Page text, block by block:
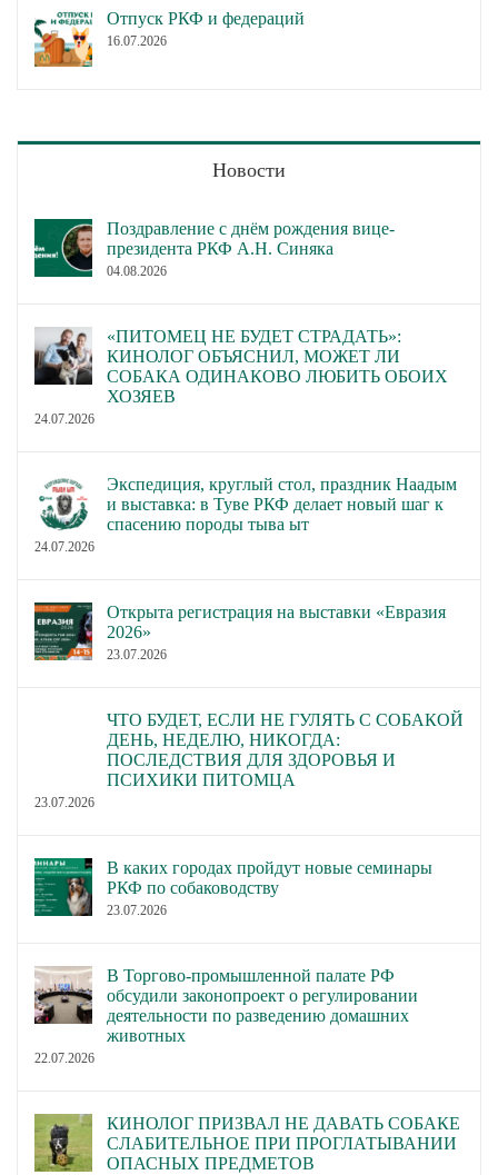
Отпуск РКФ и федераций
16.07.2026
Новости
Поздравление с днём рождения вице-
президента РКФ А.Н. Синяка
04.08.2026
«ПИТОМЕЦ НЕ БУДЕТ СТРАДАТЬ»:
КИНОЛОГ ОБЪЯСНИЛ, МОЖЕТ ЛИ
СОБАКА ОДИНАКОВО ЛЮБИТЬ ОБОИХ
ХОЗЯЕВ
24.07.2026
Экспедиция, круглый стол, праздник Наадым
и выставка: в Туве РКФ делает новый шаг к
спасению породы тыва ыт
24.07.2026
Открыта регистрация на выставки «Евразия
2026»
23.07.2026
ЧТО БУДЕТ, ЕСЛИ НЕ ГУЛЯТЬ С СОБАКОЙ
ДЕНЬ, НЕДЕЛЮ, НИКОГДА:
ПОСЛЕДСТВИЯ ДЛЯ ЗДОРОВЬЯ И
ПСИХИКИ ПИТОМЦА
23.07.2026
В каких городах пройдут новые семинары
РКФ по собаководству
23.07.2026
В Торгово-промышленной палате РФ
обсудили законопроект о регулировании
деятельности по разведению домашних
животных
22.07.2026
КИНОЛОГ ПРИЗВАЛ НЕ ДАВАТЬ СОБАКЕ
СЛАБИТЕЛЬНОЕ ПРИ ПРОГЛАТЫВАНИИ
ОПАСНЫХ ПРЕДМЕТОВ